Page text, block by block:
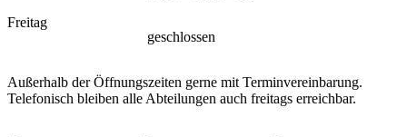
Freitag
geschlossen
Außerhalb der Öffnungszeiten gerne mit Terminvereinbarung.
Telefonisch bleiben alle Abteilungen auch freitags erreichbar.